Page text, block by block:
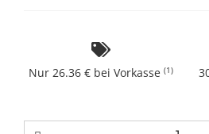
Nur 26.36 € bei Vorkasse (1)